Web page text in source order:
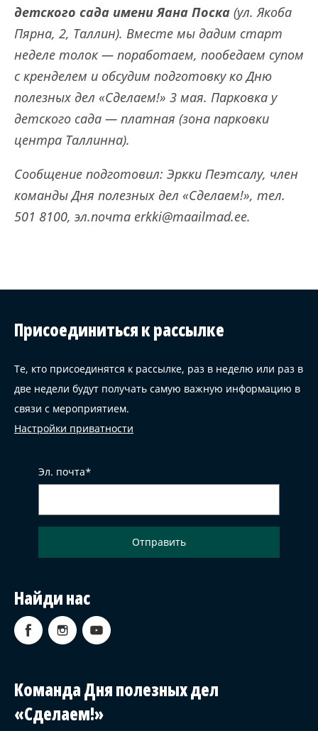
детского сада имени Яана Поскa (ул. Якоба
Пярна, 2, Таллин). Вместе мы дадим старт
неделе толок — поработаем, пообедаем супом
с кренделем и обсудим подготовку ко Дню
полезных дел «Сделаем!» 3 мая. Парковка у
детского сада — платная (зона парковки
центра Таллинна).
Сообщение подготовил: Эркки Пеэтсалу, член
команды Дня полезных дел «Сделаем!», тел.
501 8100, эл.почта erkki@maailmad.ee.
Присоединиться к рассылке
Те, кто присоединятся к рассылке, раз в неделю или раз в
две недели будут получать самую важную информацию в
связи с мероприятием.
Настройки приватности
Эл. почта
Найди нас
Команда Дня полезных дел
«Сделаем!»